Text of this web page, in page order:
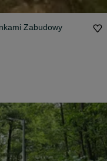
Zabudowy